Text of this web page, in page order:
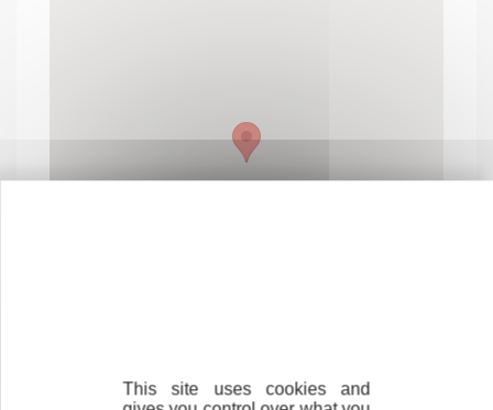
This site uses cookies and